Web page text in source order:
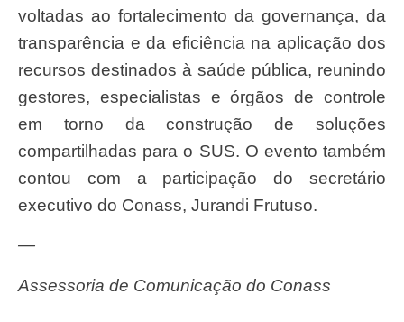
voltadas ao fortalecimento da governança, da
transparência e da eficiência na aplicação dos
recursos destinados à saúde pública, reunindo
gestores, especialistas e órgãos de controle
em torno da construção de soluções
compartilhadas para o SUS. O evento também
contou com a participação do secretário
executivo do Conass, Jurandi Frutuso.
—
Assessoria de Comunicação do Conass